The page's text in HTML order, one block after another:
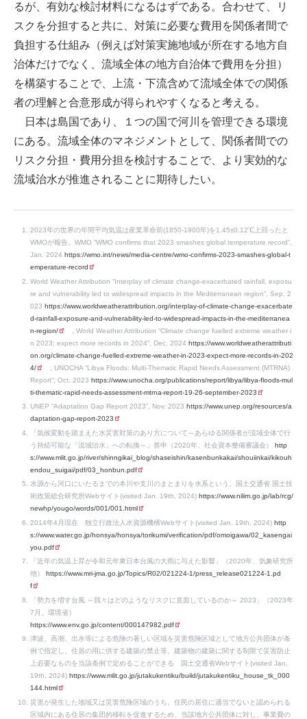
るが、有効な検討材料になるはずである。合わせて、リ
スクを分担すると共に、対策に必要な費用を関係者間で
負担する仕組み（例えば対策実施地域が所在する地方自
治体だけでなく、流域全体の地方自治体で費用を分担）
を構築することで、上流・下流含めて流域全体での関係
者の理解と合意形成が得られやすくなると考える。
日本は島国であり、１つの国で河川を管理できる環境
にある。流域全体のマネジメントとして、関係者間での
リスク分担・費用分担を検討することで、より実効的な
流域治水が推進されることに期待したい。
2023年の世界の年間平均気温は産業革命前(1850-1900年)を1.45±0.12℃上回ったと
WMOが報告。WMO “WMO confirms that 2023 smashes global temperature record”,
Jan. 2024 https://wmo.int/news/media-centre/wmo-confirms-2023-smashes-global-t
emperature-record
World Weather Attribution “Interplay of climate change-exacerbated rainfall, exposu
re and vulnerability led to widespread impacts in the Mediterranean region”, Sep. 2
023 https://www.worldweatherattribution.org/interplay-of-climate-change-exacerbate
d-rainfall-exposure-and-vulnerability-led-to-widespread-impacts-in-the-mediterranea
n-region/
, World Weather Attribution “Climate change fuelled extreme weather i
n 2023; expect more records in 2024”, Dec. 2024 https://www.worldweatherattributi
on.org/climate-change-fuelled-extreme-weather-in-2023-expect-more-records-in-202
4/
, UNOCHA “Libya Floods: Multi-Thematic Rapid Needs Assessment (MTRNA)
Report”, Oct. 2023 https://www.unocha.org/publications/report/libya/libya-floods-mul
ti-thematic-rapid-needs-assessment-mtrna-report-19-26-september-2023
UNEP “Adaptation Gap Report 2023”, Nov. 2023 https://www.unep.org/resources/a
daptation-gap-report-2023
「気候変動を踏まえた水災害対策のあり方について～あらゆる関係者が流域全体で行
う持続可能な「流域治水」への転換～」答申（2020年、社会資本整備審議会） http
s://www.mlit.go.jp/river/shinngikai_blog/shaseishin/kasenbunkakai/shouiinkai/kikouh
endou_suigai/pdf/03_honbun.pdf
水源から河口にいたるまでの本川や支川のまとまりを水系という。国土交通省 国土技
術政策総合研究所Webサイト(visited Jan. 19th, 2024) https://www.nilim.go.jp/lab/rcg/
newhp/yougo/words/001/001.html
2014年4月現在 独立行政法人水資源機構Webサイト(visited Jan. 19th, 2024) http
s://www.water.go.jp/honsya/honsya/torikumi/verification/pdf/omoigawa/02_kasengai
you.pdf
「近年の気温上昇が令和元年東日本台風の大雨に与えた影響」（2020年、気象研究所
他） https://www.mri-jma.go.jp/Topics/R02/021224-1/press_release021224-1.pd
f
「勢力を増す台風 ～我々はどのようなリスクに直面しているのか～ 2023」（2023年
7月、環境省）
https://www.env.go.jp/content/000147982.pdf
津波、高潮、出水等による危険の著しい区域を災害危険区域として地方公共団体が条
例で指定し、住居の用に供する建築の禁止等、建築物の建築に関する制限で災害防止
上必要なものを当該条例で定めることができる 国土交通省Webサイト(visited Jan.
19th, 2024) https://www.mlit.go.jp/jutakukentiku/build/jutakukentiku_house_tk_000
144.html
災害が発生した地域又は災害危険区域のうち、住民の居住に適当でないと認められる
区域内にある住居の集団的移転を促進するため、当該地方公共団体に対し、事業費の